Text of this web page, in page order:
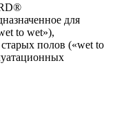
для
to wet»),
полов («wet to